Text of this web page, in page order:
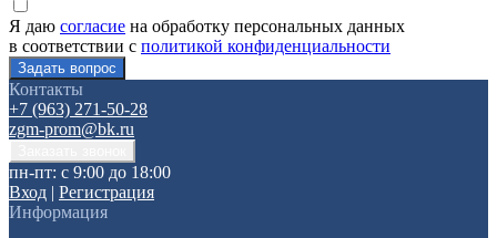
Я даю согласие на обработку персональных данных
в соответствии с политикой конфиденциальности
Контакты
+7 (963) 271-50-28
zgm-prom@bk.ru
пн-пт: с 9:00 до 18:00
Вход | Регистрация
Информация